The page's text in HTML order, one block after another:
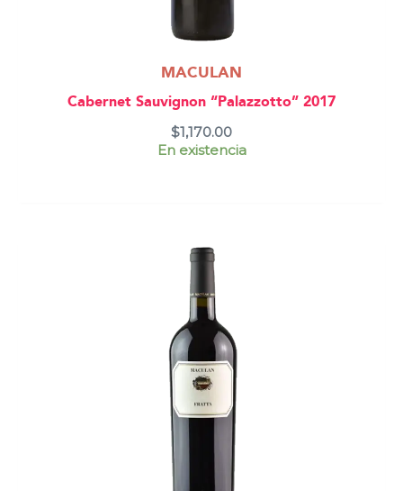
MACULAN
Cabernet Sauvignon “Palazzotto” 2017
$1,170.00
En existencia